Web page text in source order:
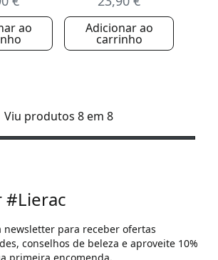
ao Adicionar ao
carrinho
Viu produtos 8 em 8
#Lierac
newsletter para receber ofertas
conselhos de beleza e aproveite 10%